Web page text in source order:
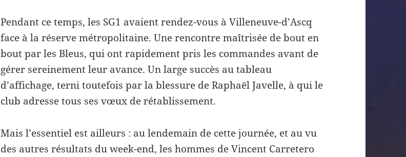
Pendant ce temps, les SG1 avaient rendez-vous à Villeneuve-d’Ascq
face à la réserve métropolitaine. Une rencontre maîtrisée de bout en
bout par les Bleus, qui ont rapidement pris les commandes avant de
gérer sereinement leur avance. Un large succès au tableau
d’affichage, terni toutefois par la blessure de Raphaël Javelle, à qui le
club adresse tous ses vœux de rétablissement.
Mais l’essentiel est ailleurs : au lendemain de cette journée, et au vu
des autres résultats du week-end, les hommes de Vincent Carretero